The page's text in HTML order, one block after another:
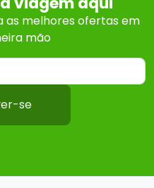
as melhores ofertas em
mão
se